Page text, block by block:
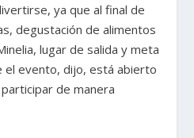
ya que al final de
degustación de alimentos
lugar de salida y meta
el evento, dijo, está abierto
de manera